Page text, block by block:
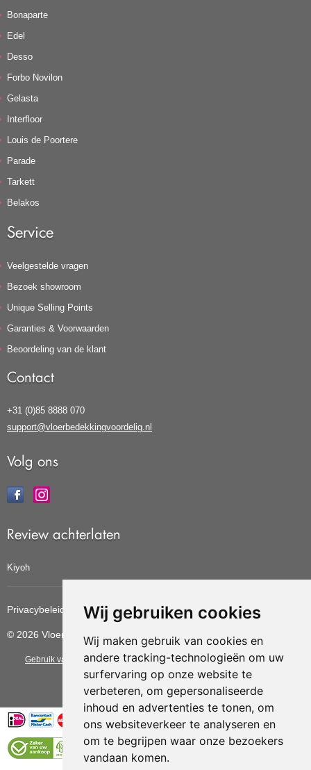
Wij gebruiken cookies
Wij maken gebruik van cookies en
andere tracking-technologieën om uw
surfervaring op onze website te
verbeteren, om gepersonaliseerde
inhoud en advertenties te tonen, om
ons websiteverkeer te analyseren en
om te begrijpen waar onze bezoekers
vandaan komen.
Bonaparte
Edel
Desso
Forbo Novilon
Gelasta
Interfloor
Louis de Poortere
Parade
Tarkett
Belakos
Service
Veelgestelde vragen
Bezoek showroom
Unique Selling Points
Garanties & Voorwaarden
Beoordeling van de klant
Contact
+31 (0)85 8888 070
support@vloerbedekkingvoordelig.nl
Volg ons
Review achterlaten
Kiyoh
Privacybeleid Cookiebeleid Update cookies voorkeuren
© 2026 Vloerbedekkingvoordelig
Gebruik van deze site betekent dat u dealgemene voorwaarden van CBW